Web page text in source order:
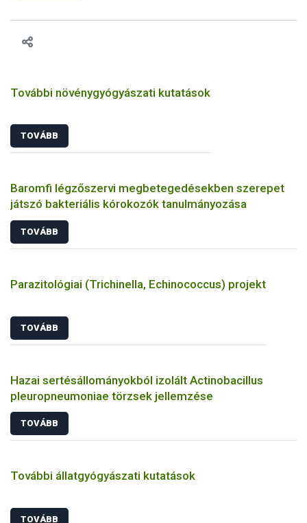
vonni az ebek viselkedésének megítélésében jártas szakértőt.
További növénygyógyászati kutatások
TOVÁBB
Baromfi légzőszervi megbetegedésekben szerepet
játszó bakteriális kórokozók tanulmányozása
TOVÁBB
Parazitológiai (Trichinella, Echinococcus) projekt
TOVÁBB
Hazai sertésállományokból izolált Actinobacillus
pleuropneumoniae törzsek jellemzése
TOVÁBB
További állatgyógyászati kutatások
TOVÁBB